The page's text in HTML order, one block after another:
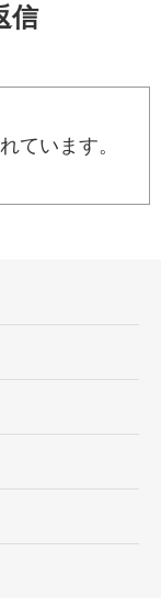
信
ています。